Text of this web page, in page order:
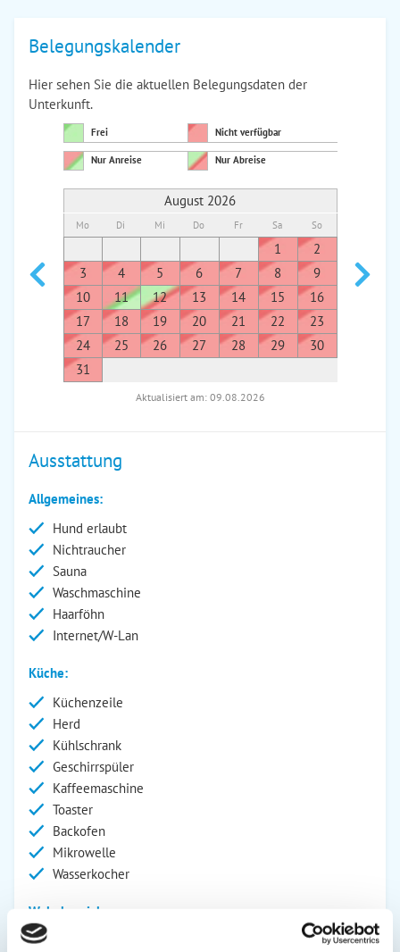
Belegungskalender
Hier sehen Sie die aktuellen Belegungsdaten der
Unterkunft.
Frei Nicht verfügbar
Nur Anreise Nur Abreise
August 2026
Mo Di Mi Do Fr Sa So
1
2
3
4 5 6 7 8
9
10
11 12 13 14 15
16
17
18 19 20 21 22
23
24
25 26 27 28 29
30
31
7
Aktualisiert am: 09.08.2026
Ausstattung
Allgemeines:
Hund erlaubt
Nichtraucher
Sauna
Waschmaschine
Haarföhn
Internet/W-Lan
Küche:
Küchenzeile
Herd
Kühlschrank
Geschirrspüler
Kaffeemaschine
Toaster
Backofen
Mikrowelle
Wasserkocher
Wohnbereich: